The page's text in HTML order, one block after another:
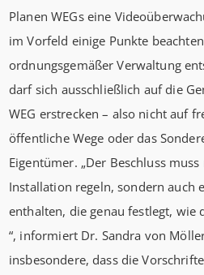
Planen WEGs eine
im Vorfeld einige Punkte
ordnungsgemäßer Verwaltung
darf sich ausschließlich auf die
WEG erstrecken – also nicht auf
öffentliche Wege oder das
Eigentümer. „Der Beschluss
Installation regeln, sondern auch
enthalten, die genau festlegt, wie
­“, informiert Dr. Sandra von
insbesondere, dass die